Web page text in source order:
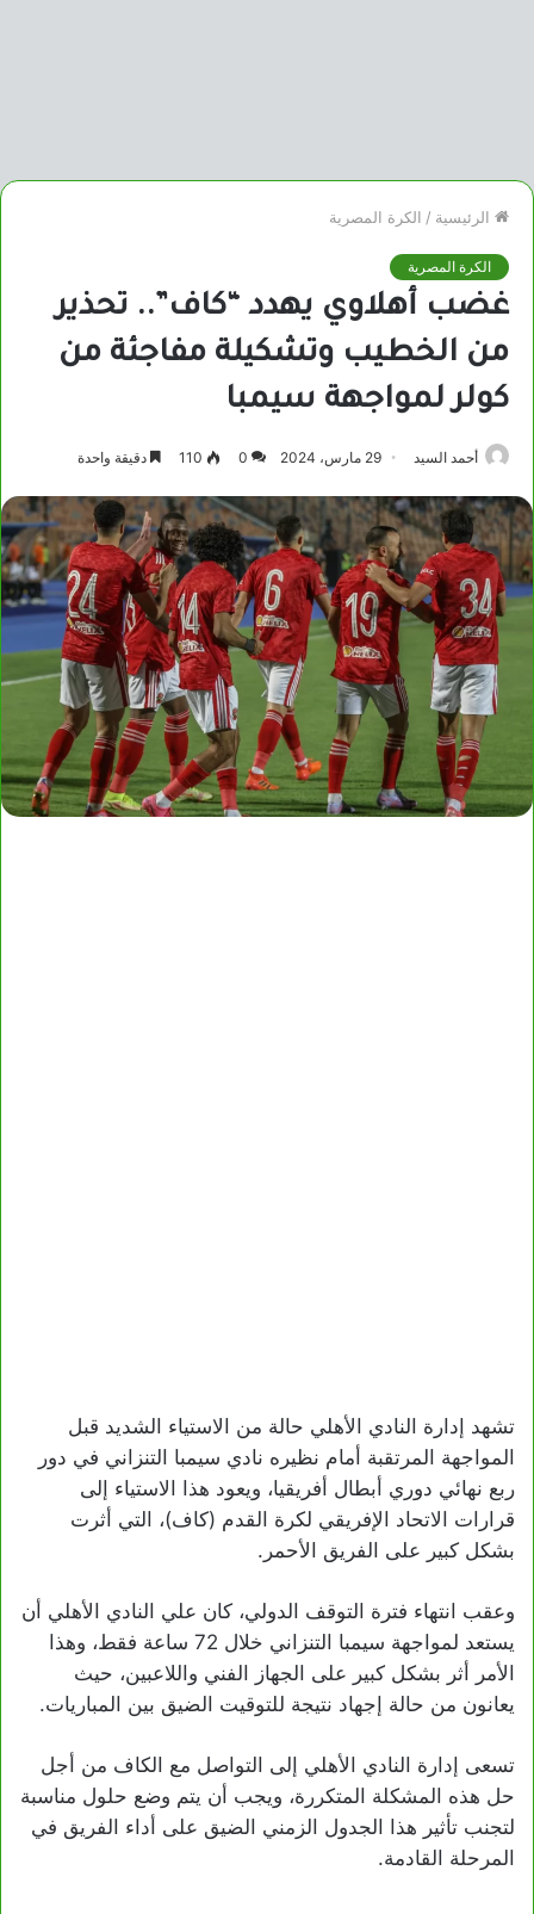
الرئيسية / الكرة المصرية
الكرة المصرية
غضب أهلاوي يهدد “كاف”.. تحذير
من الخطيب وتشكيلة مفاجئة من
كولر لمواجهة سيمبا
أحمد السيد 29 مارس، 2024 0
110 دقيقة واحدة
تشهد إدارة النادي الأهلي حالة من الاستياء الشديد قبل
المواجهة المرتقبة أمام نظيره نادي سيمبا التنزاني في دور
ربع نهائي دوري أبطال أفريقيا، ويعود هذا الاستياء إلى
قرارات الاتحاد الإفريقي لكرة القدم (كاف)، التي أثرت
بشكل كبير على الفريق الأحمر.
وعقب انتهاء فترة التوقف الدولي، كان علي النادي الأهلي أن
يستعد لمواجهة سيمبا التنزاني خلال 72 ساعة فقط، وهذا
الأمر أثر بشكل كبير على الجهاز الفني واللاعبين، حيث
يعانون من حالة إجهاد نتيجة للتوقيت الضيق بين المباريات.
تسعى إدارة النادي الأهلي إلى التواصل مع الكاف من أجل
حل هذه المشكلة المتكررة، ويجب أن يتم وضع حلول مناسبة
لتجنب تأثير هذا الجدول الزمني الضيق على أداء الفريق في
المرحلة القادمة.